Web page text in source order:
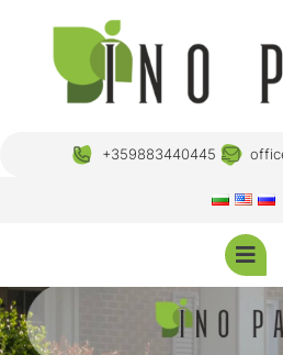
+359883440445